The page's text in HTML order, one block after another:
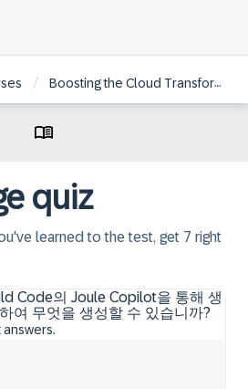
/ Boosting the Cloud Transformation with AI | KO
quiz
learned to the test, get 7 right
Code의 Joule Copilot을 통해 생
여 무엇을 생성할 수 있습니까?